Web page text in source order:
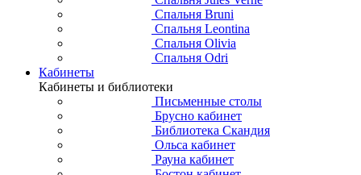
Спальня Bruni
Спальня Leontina
Спальня Olivia
Спальня Odri
Кабинеты
Кабинеты и библиотеки
Письменные столы
Брусно кабинет
Библиотека Скандия
Ольса кабинет
Рауна кабинет